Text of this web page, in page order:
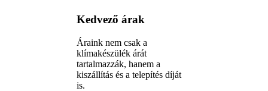
Kedvező árak
Áraink nem csak a
klímakészülék árát
tartalmazzák, hanem a
kiszállítás és a telepítés díját
is.